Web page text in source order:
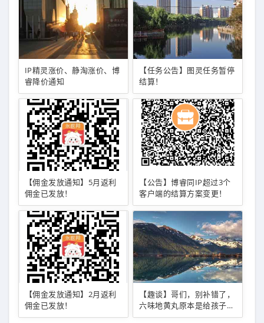
IP精灵涨价、静淘涨价、博
睿降价通知
【任务公告】图灵任务暂停
结算！
【佣金发放通知】5月返利
佣金已发放！
【公告】博睿同IP超过3个
客户端的结算方案变更！
【佣金发放通知】2月返利
佣金已发放！
【趣谈】哥们，别补错了，
六味地黄丸原本是给孩子用
的！